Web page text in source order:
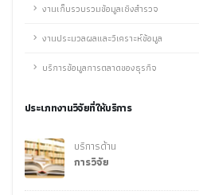
งานเก็บรวบรวมข้อมูลเชิงสำรวจ
งานประมวลผลและวิเคราะห์ข้อมูล
บริการข้อมูลการตลาดของธุรกิจ
ประเภทงานวิจัยที่ให้บริการ
บริการด้าน
การวิจัย